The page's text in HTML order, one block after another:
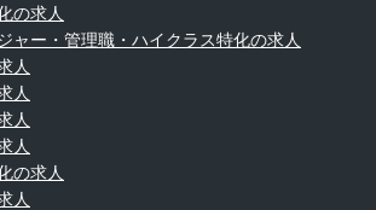
の求人
ャー・管理職・ハイクラス特化の求人
人
人
人
人
の求人
人